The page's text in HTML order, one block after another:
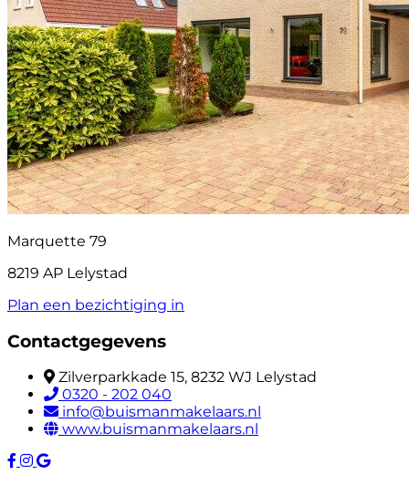
Marquette 79
8219 AP Lelystad
Plan een bezichtiging in
Contactgegevens
Zilverparkkade 15, 8232 WJ Lelystad
0320 - 202 040
info@buismanmakelaars.nl
www.buismanmakelaars.nl